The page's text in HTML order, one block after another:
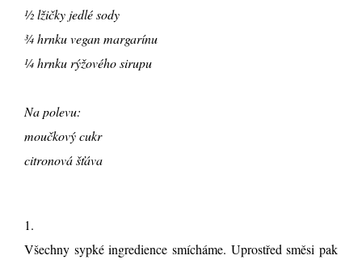
½ lžičky jedlé sody
¾ hrnku vegan margarínu
¼ hrnku rýžového sirupu
Na polevu:
moučkový cukr
citronová šťáva
1.
Všechny sypké ingredience smícháme. Uprostřed směsi pak